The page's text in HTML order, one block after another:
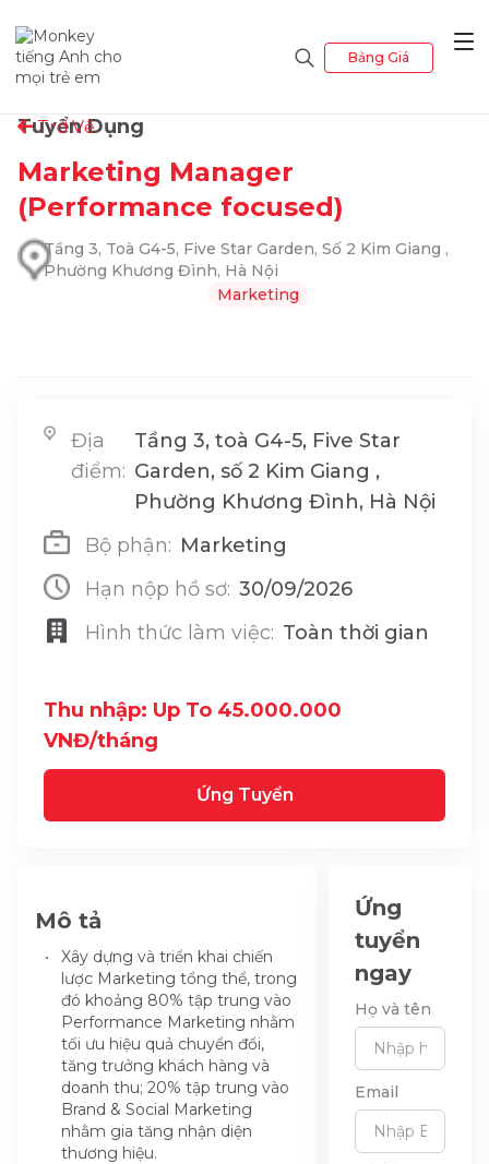
Bảng Giá
Trở Về
Tuyển Dụng
Marketing Manager
(Performance focused)
Tầng 3, Toà G4-5, Five Star Garden, Số 2 Kim Giang ,
Phường Khương Đình, Hà Nội
Marketing
Địa
điểm:
Tầng 3, toà G4-5, Five Star
Garden, số 2 Kim Giang ,
Phường Khương Đình, Hà Nội
Bộ phận: Marketing
Hạn nộp hồ sơ: 30/09/2026
Hình thức làm việc: Toàn thời gian
Ứng Tuyển
Thu nhập: Up To 45.000.000
VNĐ/tháng
Mô tả
Xây dựng và triển khai chiến
lược Marketing tổng thể, trong
đó khoảng 80% tập trung vào
Performance Marketing nhằm
tối ưu hiệu quả chuyển đổi,
tăng trưởng khách hàng và
doanh thu; 20% tập trung vào
Brand & Social Marketing
nhằm gia tăng nhận diện
thương hiệu.
Ứng
tuyển
ngay
Họ và tên
Email